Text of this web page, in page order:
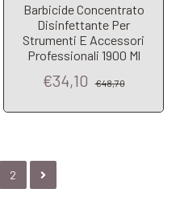
Barbicide Concentrato
Disinfettante Per
Strumenti E Accessori
Professionali 1900 Ml
€34,10 €48,70
2